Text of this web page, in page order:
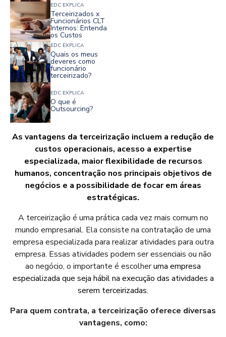
As vantagens da terceirização incluem a redução de
custos operacionais, acesso a expertise
especializada, maior flexibilidade de recursos
humanos, concentração nos principais objetivos de
negócios e a possibilidade de focar em áreas
estratégicas.
A terceirização é uma prática cada vez mais comum no
mundo empresarial. Ela consiste na contratação de uma
empresa especializada para realizar atividades para outra
empresa. Essas atividades podem ser essenciais ou não
ao negócio, o importante é escolheruma empresa
especializada que seja hábil na execução das atividades a
serem terceirizadas.
Para quem contrata, a terceirização oferece diversas
vantagens, como:
EDC EXPLICA
Terceirizados x
Funcionários CLT
Internos: Entenda
os Custos
EDC EXPLICA
Quais os meus
deveres como
funcionário
terceirizado?
EDC EXPLICA
O que é
Outsourcing?